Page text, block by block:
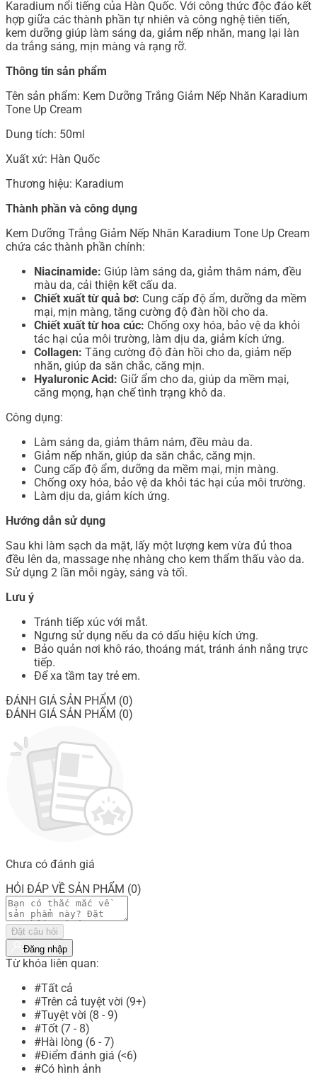
Karadium nổi tiếng của Hàn Quốc. Với công thức độc đáo kết
hợp giữa các thành phần tự nhiên và công nghệ tiên tiến,
kem dưỡng giúp làm sáng da, giảm nếp nhăn, mang lại làn
da trắng sáng, mịn màng và rạng rỡ.
Thông tin sản phẩm
Tên sản phẩm: Kem Dưỡng Trắng Giảm Nếp Nhăn Karadium
Tone Up Cream
Dung tích: 50ml
Xuất xứ: Hàn Quốc
Thương hiệu: Karadium
Thành phần và công dụng
Kem Dưỡng Trắng Giảm Nếp Nhăn Karadium Tone Up Cream
chứa các thành phần chính:
Niacinamide: Giúp làm sáng da, giảm thâm nám, đều
màu da, cải thiện kết cấu da.
Chiết xuất từ quả bơ: Cung cấp độ ẩm, dưỡng da mềm
mại, mịn màng, tăng cường độ đàn hồi cho da.
Chiết xuất từ hoa cúc: Chống oxy hóa, bảo vệ da khỏi
tác hại của môi trường, làm dịu da, giảm kích ứng.
Collagen: Tăng cường độ đàn hồi cho da, giảm nếp
nhăn, giúp da săn chắc, căng mịn.
Hyaluronic Acid: Giữ ẩm cho da, giúp da mềm mại,
căng mọng, hạn chế tình trạng khô da.
Công dụng:
Làm sáng da, giảm thâm nám, đều màu da.
Giảm nếp nhăn, giúp da săn chắc, căng mịn.
Cung cấp độ ẩm, dưỡng da mềm mại, mịn màng.
Chống oxy hóa, bảo vệ da khỏi tác hại của môi trường.
Làm dịu da, giảm kích ứng.
Hướng dẫn sử dụng
Sau khi làm sạch da mặt, lấy một lượng kem vừa đủ thoa
đều lên da, massage nhẹ nhàng cho kem thẩm thấu vào da.
Sử dụng 2 lần mỗi ngày, sáng và tối.
Lưu ý
Tránh tiếp xúc với mắt.
Ngưng sử dụng nếu da có dấu hiệu kích ứng.
Bảo quản nơi khô ráo, thoáng mát, tránh ánh nắng trực
tiếp.
Để xa tầm tay trẻ em.
ĐÁNH GIÁ SẢN PHẨM (0)
ĐÁNH GIÁ SẢN PHẨM (0)
Chưa có đánh giá
HỎI ĐÁP VỀ SẢN PHẨM (0)
Đặt câu hỏi
Đăng nhập
Từ khóa liên quan:
#Tất cả
#Trên cả tuyệt vời (9+)
#Tuyệt vời (8 - 9)
#Tốt (7 - 8)
#Hài lòng (6 - 7)
#Điểm đánh giá (<6)
#Có hình ảnh